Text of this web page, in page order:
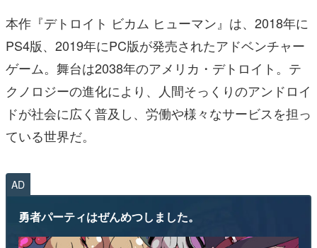
本作『デトロイト ビカム ヒューマン』は、2018年に
PS4版、2019年にPC版が発売されたアドベンチャー
ゲーム。舞台は2038年のアメリカ・デトロイト。テ
クノロジーの進化により、人間そっくりのアンドロイ
ドが社会に広く普及し、労働や様々なサービスを担っ
ている世界だ。
AD
勇者パーティはぜんめつしました。